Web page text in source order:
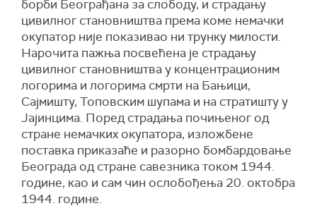
борби Београђана за слободу, и страдању
цивилног становништва према коме немачки
окупатор није показивао ни трунку милости.
Нарочита пажња посвећена је страдању
цивилног становништва у концентрационим
логорима и логорима смрти на Бањици,
Сајмишту, Топовским шупама и на стратишту у
Јајинцима. Поред страдања почињеног од
стране немачких окупатора, изложбене
поставка приказаће и разорно бомбардовање
Београда од стране савезника током 1944.
године, као и сам чин ослобођења 20. октобра
1944. године.